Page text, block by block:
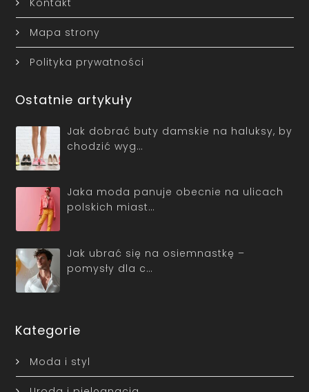
Mapa strony
Polityka prywatności
Ostatnie artykuły
Jak dobrać buty damskie na haluksy, by
chodzić wyg…
Jaka moda panuje obecnie na ulicach
polskich miast…
Jak ubrać się na osiemnastkę –
pomysły dla c…
Kategorie
Moda i styl